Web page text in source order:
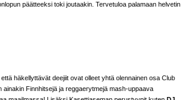
päätteeksi toki joutaakin. Tervetuloa palamaan helvetin
häkellyttävät deejiit ovat olleet yhtä olennainen osa Club
Finnhitsejä ja reggaerytmejä mash-uppaava